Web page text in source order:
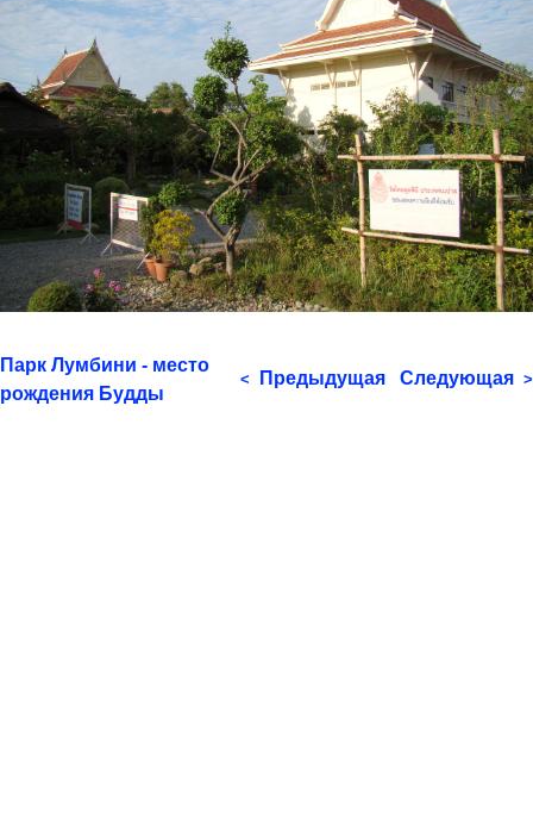
Парк Лумбини - место
рождения Будды
< Предыдущая Следующая >